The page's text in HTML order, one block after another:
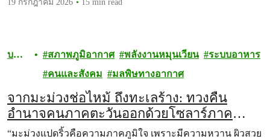
19 กรกฎาคม 2026
15 min read
บทค
สภาพภูมิอากาศ พลังงานหมุนเวียน
ระบบอาหาร
คนและสังคม
มลพิษทางอากาศ
จากมะม่วงช่อไหม้ ถึงทะเลร้าง: ทวงคืน
อำนาจคนภาคตะวันออกด้วยโซลาร์ภาค
ประชาชนแบบกระจายศูนย์
“มะม่วงแปดริ้วคือความภาคภูมิใจ เพราะมีความหวาน ผิวสวย